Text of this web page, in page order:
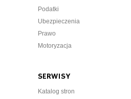
Podatki
Ubezpieczenia
Prawo
Motoryzacja
SERWISY
Katalog stron